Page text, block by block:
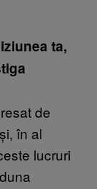
ta,
de
în al
lucruri